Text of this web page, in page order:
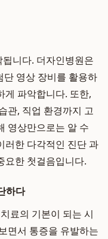
니다. 더자인병원은
단 영상 장비를 활용하
게 파악합니다. 또한,
관, 직업 환경까지 고
영상만으로는 알 수
러한 다각적인 진단 과
요한 첫걸음입니다.
하다
료의 기본이 되는 시
면서 통증을 유발하는